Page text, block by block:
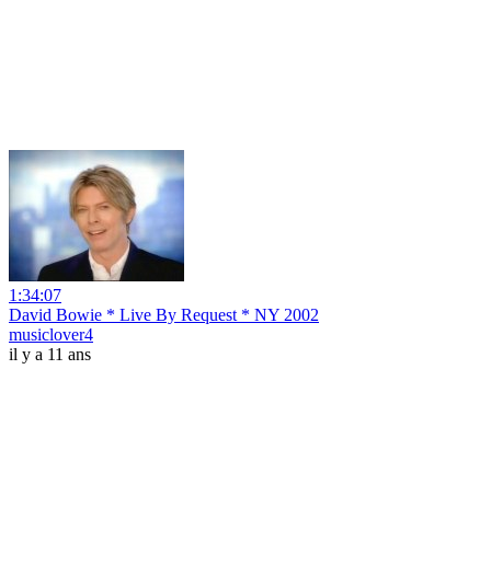
1:34:07
David Bowie * Live By Request * NY 2002
musiclover4
il y a 11 ans